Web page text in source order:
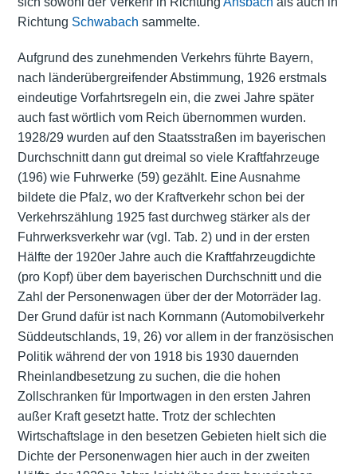
Richtung Schwabach sammelte.
Aufgrund des zunehmenden Verkehrs führte Bayern,
nach länderübergreifender Abstimmung, 1926 erstmals
eindeutige Vorfahrtsregeln ein, die zwei Jahre später
auch fast wörtlich vom Reich übernommen wurden.
1928/29 wurden auf den Staatsstraßen im bayerischen
Durchschnitt dann gut dreimal so viele Kraftfahrzeuge
(196) wie Fuhrwerke (59) gezählt. Eine Ausnahme
bildete die Pfalz, wo der Kraftverkehr schon bei der
Verkehrszählung 1925 fast durchweg stärker als der
Fuhrwerksverkehr war (vgl. Tab. 2) und in der ersten
Hälfte der 1920er Jahre auch die Kraftfahrzeugdichte
(pro Kopf) über dem bayerischen Durchschnitt und die
Zahl der Personenwagen über der der Motorräder lag.
Der Grund dafür ist nach Kornmann (Automobilverkehr
Süddeutschlands, 19, 26) vor allem in der französischen
Politik während der von 1918 bis 1930 dauernden
Rheinlandbesetzung zu suchen, die die hohen
Zollschranken für Importwagen in den ersten Jahren
außer Kraft gesetzt hatte. Trotz der schlechten
Wirtschaftslage in den besetzen Gebieten hielt sich die
Dichte der Personenwagen hier auch in der zweiten